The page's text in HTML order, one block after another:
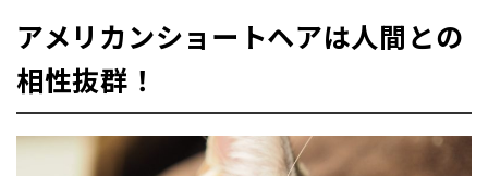
アメリカンショートヘアは人間との
相性抜群！